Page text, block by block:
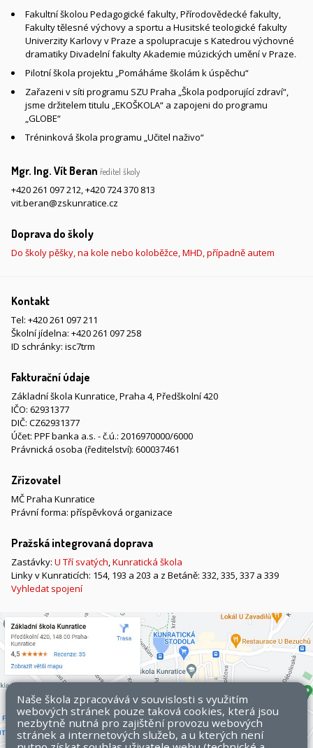
Fakultní školou Pedagogické fakulty, Přírodovědecké fakulty,
Fakulty tělesné výchovy a sportu a Husitské teologické fakulty
Univerzity Karlovy v Praze a spolupracuje s Katedrou výchovné
dramatiky Divadelní fakulty Akademie múzických umění v Praze.
Pilotní škola projektu „Pomáháme školám k úspěchu“
Zařazeni v síti programu SZU Praha „Škola podporující zdraví“,
jsme držitelem titulu „EKOŠKOLA“ a zapojeni do programu
„GLOBE“
Tréninková škola programu „Učitel naživo“
Mgr. Ing. Vít Beran ředitel školy
+420 261 097 212,+420 724 370 813
vit.beran@zskunratice.cz
Doprava do školy
Do školy pěšky, na kole nebo koloběžce, MHD, případně autem
Kontakt
Tel: +420 261 097 211
Školní jídelna: +420 261 097 258
ID schránky: isc7trm
Fakturační údaje
Základní škola Kunratice, Praha 4, Předškolní 420
IČO: 62931377
DIČ: CZ62931377
Účet: PPF banka a.s. - č.ú.: 2016970000/6000
Právnická osoba (ředitelství): 600037461
Zřizovatel
MČ Praha Kunratice
Právní forma: příspěvková organizace
Pražská integrovaná doprava
Zastávky: U Tří svatých,Kunratická škola
Linky v Kunraticích: 154, 193 a 203 a z Betáně: 332, 335, 337 a 339
Vyhledat spojení
Naše škola zpracovává v souvislosti s využitím
webových stránek pouze taková cookies, která jsou
nezbytně nutná pro zajištění provozu webových
stránek a internetových služeb, a u kterých není